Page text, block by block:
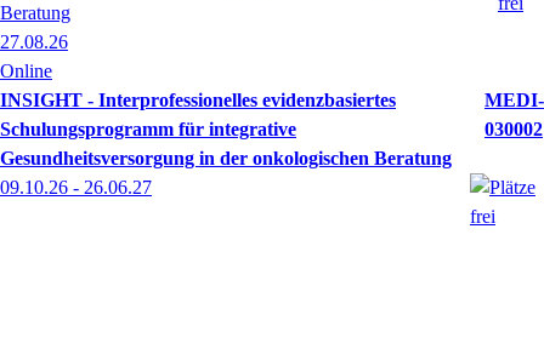
Beratung
27.08.26
Online
INSIGHT - Interprofessionelles evidenzbasiertes
Schulungsprogramm für integrative
Gesundheitsversorgung in der onkologischen Beratung
MEDI-
030002
09.10.26 - 26.06.27